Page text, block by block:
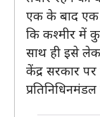
एक के बाद एक
कि कश्मीर में
साथ ही इसे
केंद्र सरकार पर